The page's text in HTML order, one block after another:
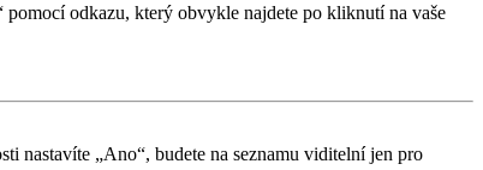
pomocí odkazu, který obvykle najdete po kliknutí na vaše
nastavíte „Ano“, budete na seznamu viditelní jen pro